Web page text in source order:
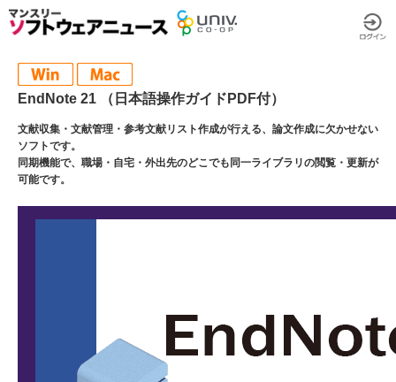
EndNote 21 （日本語操作ガイドPDF付）
文献収集・文献管理・参考文献リスト作成が行える、論文作成に欠かせない
ソフトです。
同期機能で、職場・自宅・外出先のどこでも同一ライブラリの閲覧・更新が
可能です。